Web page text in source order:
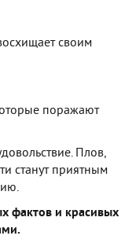
своим
поражают
Плов,
станут приятным
фактов и красивых